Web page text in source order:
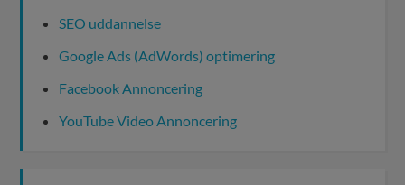
SEO uddannelse
Google Ads (AdWords) optimering
Facebook Annoncering
YouTube Video Annoncering